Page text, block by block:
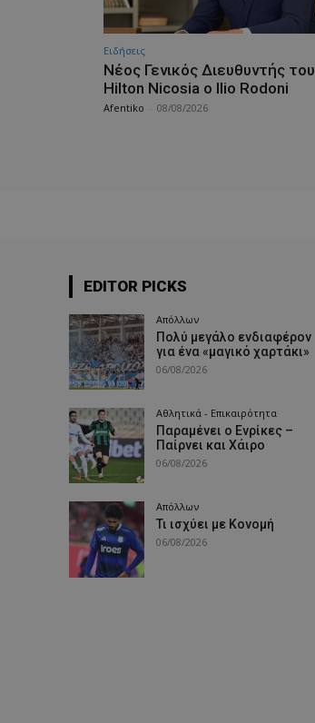
Ειδήσεις
Νέος Γενικός Διευθυντής του
Hilton Nicosia ο Ilio Rodoni
Afentiko 08/08/2026
EDITOR PICKS
Απόλλων
Πολύ μεγάλο ενδιαφέρον
για ένα «μαγικό χαρτάκι»
06/08/2026
Αθλητικά - Επικαιρότητα
Παραμένει ο Ενρίκες –
Παίρνει και Χάιρο
06/08/2026
Απόλλων
Τι ισχύει με Κονομή
06/08/2026